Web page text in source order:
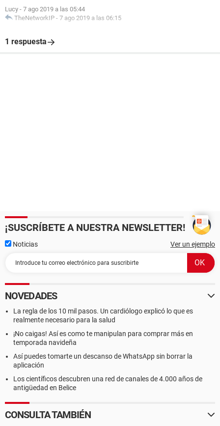
Lucy - 7 ago 2019 a las 05:44
TheNetworkIP - 7 ago 2019 a las 06:15
1 respuesta
¡SUSCRÍBETE A NUESTRA NEWSLETTER!
Noticias Ver un ejemplo
NOVEDADES
La regla de los 10 mil pasos. Un cardiólogo explicó lo que es
realmente necesario para la salud
¡No caigas! Así es como te manipulan para comprar más en
temporada navideña
Así puedes tomarte un descanso de WhatsApp sin borrar la
aplicación
Los científicos descubren una red de canales de 4.000 años de
antigüedad en Belice
CONSULTA TAMBIÉN